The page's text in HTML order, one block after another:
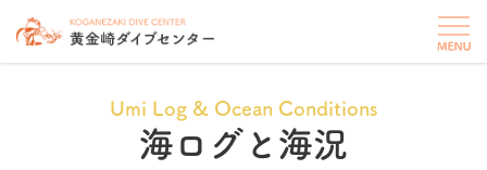
Umi Log & Ocean Conditions
海ログと海況